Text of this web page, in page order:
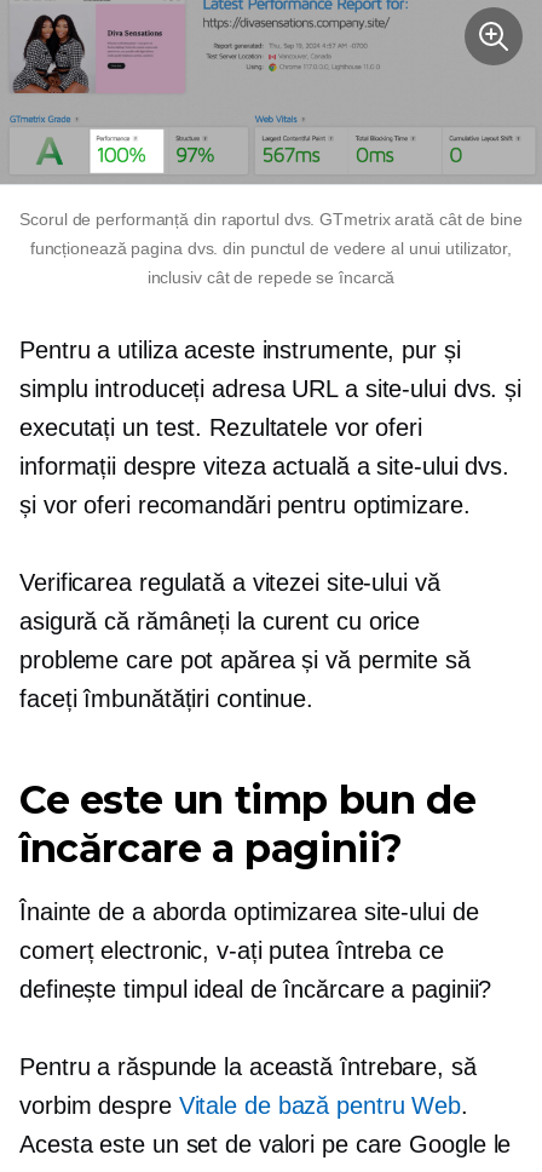
Scorul de performanță din raportul dvs. GTmetrix arată cât de bine
funcționează pagina dvs. din punctul de vedere al unui utilizator,
inclusiv cât de repede se încarcă
Pentru a utiliza aceste instrumente, pur și
simplu introduceți adresa URL a site-ului dvs. și
executați un test. Rezultatele vor oferi
informații despre viteza actuală a site-ului dvs.
și vor oferi recomandări pentru optimizare.
Verificarea regulată a vitezei site-ului vă
asigură că rămâneți la curent cu orice
probleme care pot apărea și vă permite să
faceți îmbunătățiri continue.
Ce este un timp bun de
încărcare a paginii?
Înainte de a aborda optimizarea site-ului de
comerț electronic, v-ați putea întreba ce
definește timpul ideal de încărcare a paginii?
Pentru a răspunde la această întrebare, să
vorbim despre Vitale de bază pentru Web.
Acesta este un set de valori pe care Google le